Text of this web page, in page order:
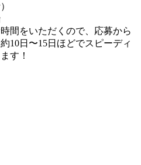
間をいただくので、応募から
10日〜15日ほどでスピーディ
す！